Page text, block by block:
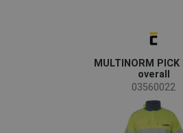
MULTINORM PICK
overall
03560022